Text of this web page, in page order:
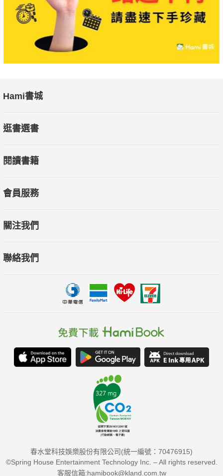
書藉由介紹洋裝的「演化」，告訴我們每個時期背後的故事全
貌，看了真是欲罷不能！」
──Mr.布雷蕭（時尚觀察家）
很清楚的向讀者呈現洋裝演進知識，是每位服裝設計學生的必讀
──許鳯玉（實踐大學服裝設計學系（所）副教授兼系所主任）
史一路走來。對於任何有意將洋裝這種衣物在時尚文化內加以定
──凱莉‧布萊克曼（Cally Blackman，英國倫敦藝術大學，中央
倫多瑞爾斯大學時尚學院館長與洋裝史專家）
本書探索我們對於一件衣物所能知與所不能知的真實情況，特別
能幫助我們更好地理解每個個人對待洋裝的態度。
──珍恩‧德魯瑟道（Jean Druesedow，美國肯特州立大學）
Hami書城
逛書選書
閱讀書籍
會員服務
關注我們
聯絡我們
春水堂科技娛樂股份有限公司(統一編號：70476915)
©Spring House Entertainment Technology Inc. – All rights reserved.
客服信箱:hamibook@kland.com.tw